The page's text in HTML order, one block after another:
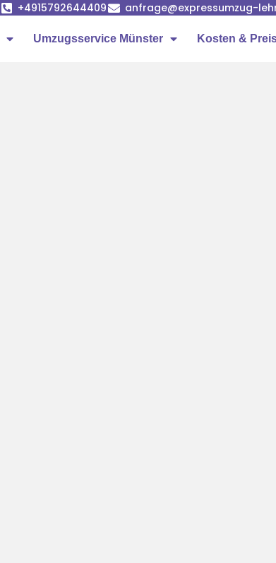
+4915792644409 anfrage@expressumzug-
Umzugsservice Münster Kosten &